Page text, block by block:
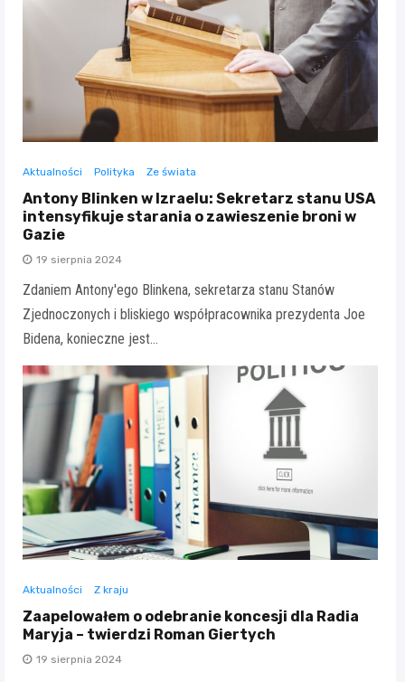
Aktualności Polityka Ze świata
Antony Blinken w Izraelu: Sekretarz stanu USA
intensyfikuje starania o zawieszenie broni w
Gazie
19 sierpnia 2024
Zdaniem Antony'ego Blinkena, sekretarza stanu Stanów
Zjednoczonych i bliskiego współpracownika prezydenta Joe
Bidena, konieczne jest…
Aktualności Z kraju
Zaapelowałem o odebranie koncesji dla Radia
Maryja – twierdzi Roman Giertych
19 sierpnia 2024